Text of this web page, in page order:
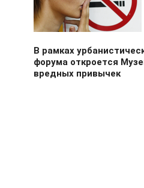
В рамках
форума откроется
вредных привычек